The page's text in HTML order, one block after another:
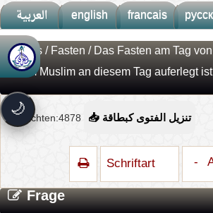
العربية english francais
🌙
🚀 جديد الموقع!
تعرف على أحدث المميزات
سرعة فائقة
واجهة أكثر أناقة وسهولة
🔔 إشعارات ذكية
تتابع كل جديد بخطوة واحدة
Fatwas/Fasten/ Das Fasten am Tag
einem Muslim an diesem Tag auferlegt
Ansichten:4878 📥 تنزيل الفتوى كبطاقة
Schriftart -
Frage